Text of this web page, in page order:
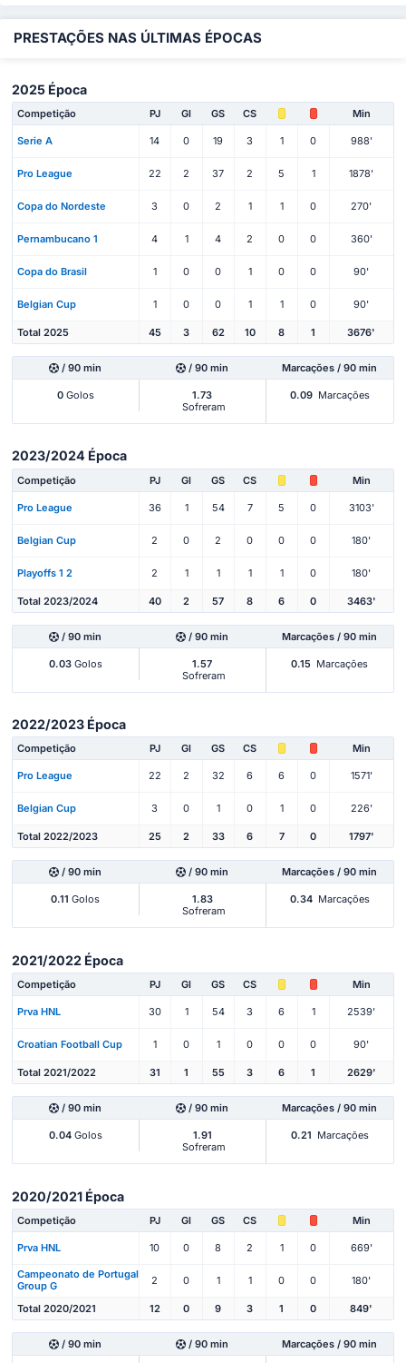
PRESTAÇÕES NAS ÚLTIMAS ÉPOCAS
2025 Época
Competição PJ Gl GS CS Min
Serie A 14 0 19 3 1 0 988'
Pro League 22 2 37 2 5 1 1878'
Copa do Nordeste 3 0 2 1 1 0 270'
Pernambucano 1 4 1 4 2 0 0 360'
Copa do Brasil 1 0 0 1 0 0 90'
Belgian Cup 1 0 0 1 1 0 90'
Total 2025 45 3 62 10 8 1 3676'
/ 90 min / 90 min Marcações / 90 min
0Golos
1.73
Sofreram
0.09 Marcações
2023/2024 Época
Competição PJ Gl GS CS Min
Pro League 36 1 54 7 5 0 3103'
Belgian Cup 2 0 2 0 0 0 180'
Playoffs 1 2 2 1 1 1 1 0 180'
Total 2023/2024 40 2 57 8 6 0 3463'
/ 90 min / 90 min Marcações / 90 min
0.03Golos
1.57
Sofreram
0.15 Marcações
2022/2023 Época
Competição PJ Gl GS CS Min
Pro League 22 2 32 6 6 0 1571'
Belgian Cup 3 0 1 0 1 0 226'
Total 2022/2023 25 2 33 6 7 0 1797'
/ 90 min / 90 min Marcações / 90 min
0.11 Golos
1.83
Sofreram
0.34 Marcações
2021/2022 Época
Competição PJ Gl GS CS Min
Prva HNL 30 1 54 3 6 1 2539'
Croatian Football Cup 1 0 1 0 0 0 90'
Total 2021/2022 31 1 55 3 6 1 2629'
/ 90 min / 90 min Marcações / 90 min
0.04Golos
1.91
Sofreram
0.21 Marcações
2020/2021 Época
Competição PJ Gl GS CS Min
Prva HNL 10 0 8 2 1 0 669'
Campeonato de Portugal
Group G
2 0 1 1 0 0 180'
Total 2020/2021 12 0 9 3 1 0 849'
/ 90 min / 90 min Marcações / 90 min